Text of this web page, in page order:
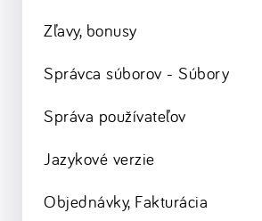
Zľavy, bonusy
Správca súborov - Súbory
Správa používateľov
Jazykové verzie
Objednávky, Fakturácia